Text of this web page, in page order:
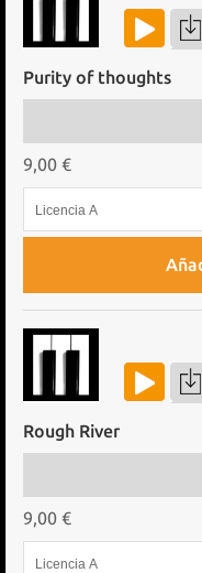
Purity of thoughts
9,00 €
Licencia A
Rough River
9,00 €
Licencia A